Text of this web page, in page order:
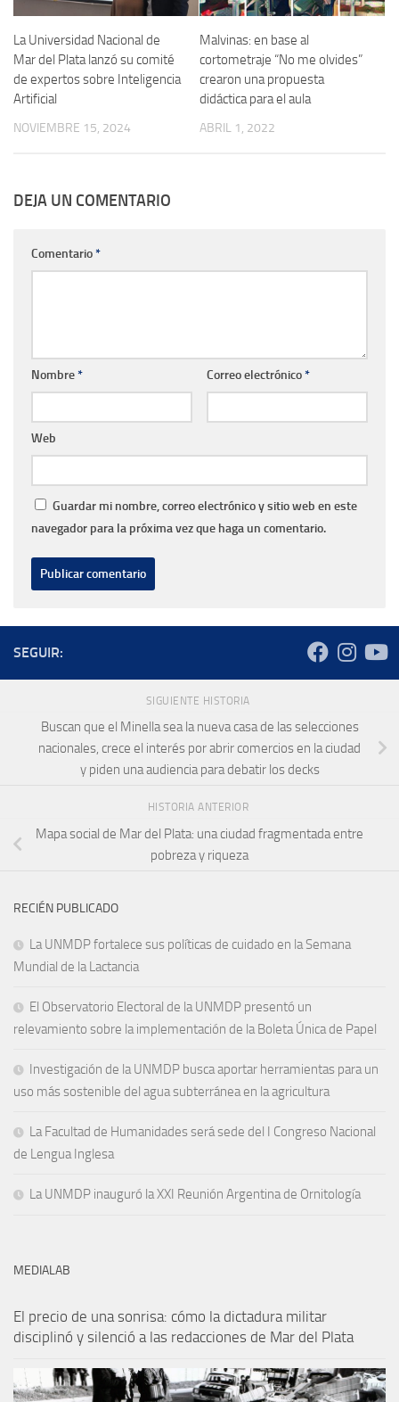
La Universidad Nacional de
Mar del Plata lanzó su comité
de expertos sobre Inteligencia
Artificial
NOVIEMBRE 15, 2024
Malvinas: en base al
cortometraje “No me olvides”
crearon una propuesta
didáctica para el aula
ABRIL 1, 2022
DEJA UN COMENTARIO
Comentario*
Nombre* Correo electrónico*
Web
Guardar mi nombre, correo electrónico y sitio web en este
navegador para la próxima vez que haga un comentario.
SEGUIR:
SIGUIENTE HISTORIA
Buscan que el Minella sea la nueva casa de las selecciones
nacionales, crece el interés por abrir comercios en la ciudad
y piden una audiencia para debatir los decks
HISTORIA ANTERIOR
Mapa social de Mar del Plata: una ciudad fragmentada entre
pobreza y riqueza
RECIÉN PUBLICADO
La UNMDP fortalece sus políticas de cuidado en la Semana
Mundial de la Lactancia
El Observatorio Electoral de la UNMDP presentó un
relevamiento sobre la implementación de la Boleta Única de Papel
Investigación de la UNMDP busca aportar herramientas para un
uso más sostenible del agua subterránea en la agricultura
La Facultad de Humanidades será sede del I Congreso Nacional
de Lengua Inglesa
La UNMDP inauguró la XXI Reunión Argentina de Ornitología
MEDIALAB
El precio de una sonrisa: cómo la dictadura militar
disciplinó y silenció a las redacciones de Mar del Plata